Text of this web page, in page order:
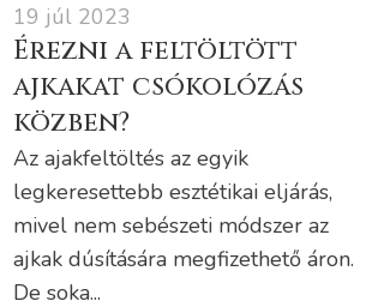
19 júl 2023
Érezni a feltöltött
ajkakat csókolózás
közben?
Az ajakfeltöltés az egyik
legkeresettebb esztétikai eljárás,
mivel nem sebészeti módszer az
ajkak dúsítására megfizethető áron.
De soka...